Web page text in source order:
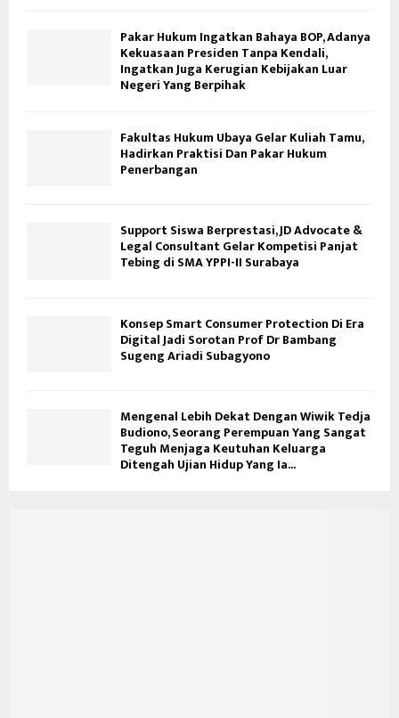
Pakar Hukum Ingatkan Bahaya BOP, Adanya
Kekuasaan Presiden Tanpa Kendali,
Ingatkan Juga Kerugian Kebijakan Luar
Negeri Yang Berpihak
Fakultas Hukum Ubaya Gelar Kuliah Tamu,
Hadirkan Praktisi Dan Pakar Hukum
Penerbangan
Support Siswa Berprestasi, JD Advocate &
Legal Consultant Gelar Kompetisi Panjat
Tebing di SMA YPPI-II Surabaya
Konsep Smart Consumer Protection Di Era
Digital Jadi Sorotan Prof Dr Bambang
Sugeng Ariadi Subagyono
Mengenal Lebih Dekat Dengan Wiwik Tedja
Budiono, Seorang Perempuan Yang Sangat
Teguh Menjaga Keutuhan Keluarga
Ditengah Ujian Hidup Yang Ia...